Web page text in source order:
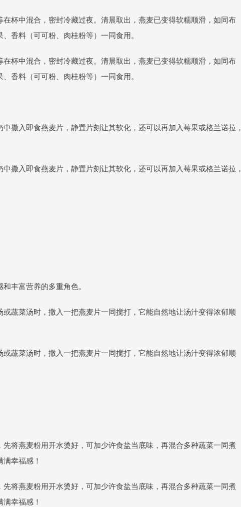
杯中混合，密封冷藏过夜。清晨取出，燕麦已变得软糯顺滑，如同布
香料（可可粉、肉桂粉等）一同食用。
杯中混合，密封冷藏过夜。清晨取出，燕麦已变得软糯顺滑，如同布
香料（可可粉、肉桂粉等）一同食用。
撒入即食燕麦片，静置片刻让其软化，还可以再加入莓果或格兰诺拉，
撒入即食燕麦片，静置片刻让其软化，还可以再加入莓果或格兰诺拉，
丰富营养的多重角色。
蔬菜汤时，撒入一把燕麦片一同搅打，它能自然地让汤汁变得浓郁顺
蔬菜汤时，撒入一把燕麦片一同搅打，它能自然地让汤汁变得浓郁顺
将燕麦粉用开水烫好，可加少许食盐当底味，再混合多种蔬菜一同煮
幸福感！
将燕麦粉用开水烫好，可加少许食盐当底味，再混合多种蔬菜一同煮
幸福感！